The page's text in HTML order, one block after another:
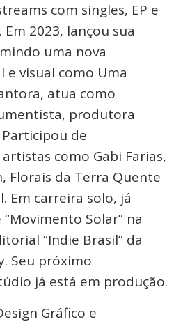
com singles, EP e
2023, lançou sua
uma nova
e visual como Uma
atua como
produtora
de
como Gabi Farias,
Florais da Terra Quente
Em carreira solo, já
Solar” na
“Indie Brasil” da
Seu próximo
já está em produção.
Gráfico e